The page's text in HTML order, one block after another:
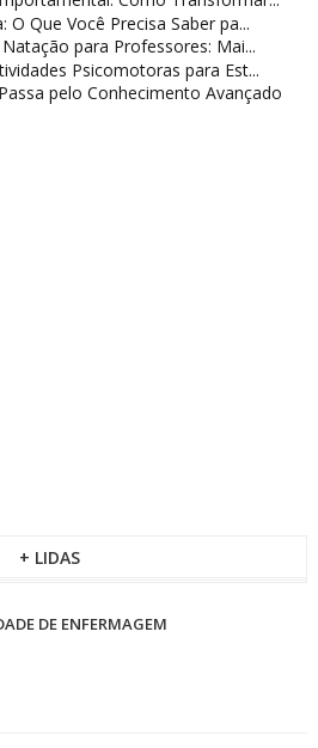
O Que Você Precisa Saber pa...
para Professores: Mai...
Psicomotoras para Est...
pelo Conhecimento Avançado
+ LIDAS
DE ENFERMAGEM